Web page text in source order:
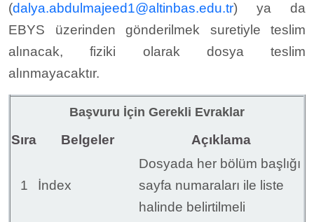
(dalya.abdulmajeed1@altinbas.edu.tr) ya da
EBYS üzerinden gönderilmek suretiyle teslim
alınacak, fiziki olarak dosya teslim
alınmayacaktır.
Başvuru İçin Gerekli Evraklar
Sıra Belgeler Açıklama
1 İndex
Dosyada her bölüm başlığı
sayfa numaraları ile liste
halinde belirtilmeli